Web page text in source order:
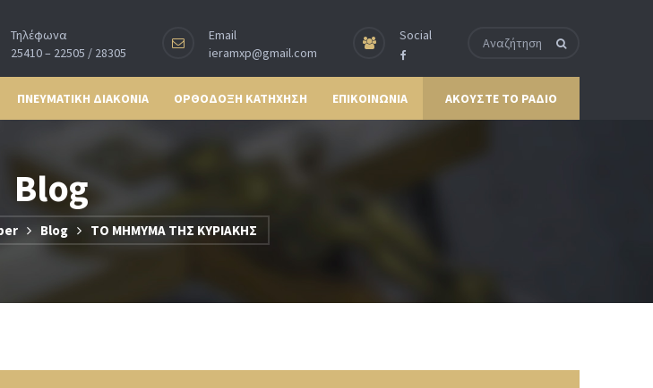
Τηλέφωνα
25410 – 22505 / 28305
Email
ieramxp@gmail.com
Social
ΠΝΕΥΜΑΤΙΚΗ ΔΙΑΚΟΝΙΑ ΟΡΘΟΔΟΞΗ ΚΑΤΗΧΗΣΗ ΕΠΙΚΟΙΝΩΝΙΑ ΑΚΟΥΣΤΕ ΤΟ ΡΑΔΙΟ
Blog
Blog ΤΟ ΜΗΜΥΜΑ ΤΗΣ ΚΥΡΙΑΚΗΣ